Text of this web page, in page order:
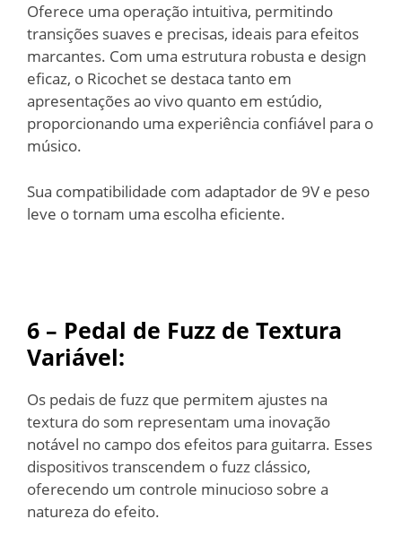
Oferece uma operação intuitiva, permitindo
transições suaves e precisas, ideais para efeitos
marcantes. Com uma estrutura robusta e design
eficaz, o Ricochet se destaca tanto em
apresentações ao vivo quanto em estúdio,
proporcionando uma experiência confiável para o
músico.
Sua compatibilidade com adaptador de 9V e peso
leve o tornam uma escolha eficiente.
6 – Pedal de Fuzz de Textura
Variável:
Os pedais de fuzz que permitem ajustes na
textura do som representam uma inovação
notável no campo dos efeitos para guitarra. Esses
dispositivos transcendem o fuzz clássico,
oferecendo um controle minucioso sobre a
natureza do efeito.